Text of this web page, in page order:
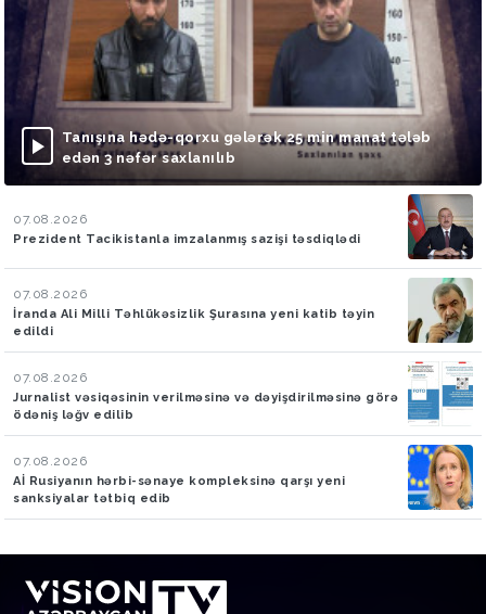
Tanışına hədə-qorxu gələrək 25 min manat tələb
edən 3 nəfər saxlanılıb
07.08.2026
Prezident Tacikistanla imzalanmış sazişi təsdiqlədi
07.08.2026
İranda Ali Milli Təhlükəsizlik Şurasına yeni katib təyin
edildi
07.08.2026
Jurnalist vəsiqəsinin verilməsinə və dəyişdirilməsinə görə
ödəniş ləğv edilib
07.08.2026
Aİ Rusiyanın hərbi-sənaye kompleksinə qarşı yeni
sanksiyalar tətbiq edib